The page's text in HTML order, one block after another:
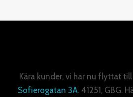
Kära kunder, vi har nu flyttat
Sofierogatan 3A. 41251, GBG.